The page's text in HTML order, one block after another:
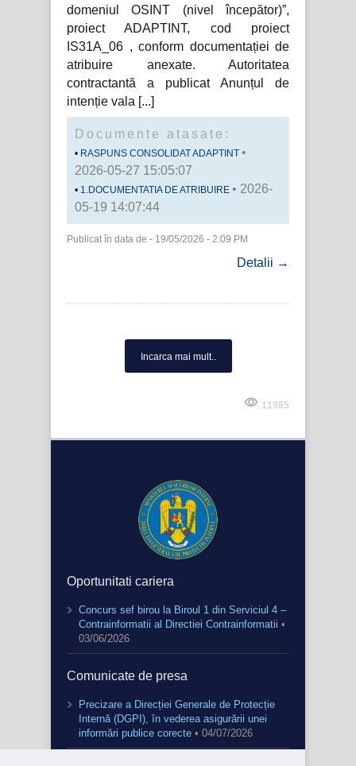
domeniul OSINT (nivel începător)”,
proiect ADAPTINT, cod proiect
IS31A_06 , conform documentației de
atribuire anexate. Autoritatea
contractantă a publicat Anunțul de
intenție vala
Documente atasate:
RASPUNS CONSOLIDAT ADAPTINT •
2026-05-27 15:05:07
1.DOCUMENTATIA DE ATRIBUIRE • 2026-
05-19 14:07:44
Publicat în data de - 19/05/2026 - 2:09 PM
Detalii →
Incarca mai mult..
11985
Oportunitati cariera
Concurs sef birou la Biroul 1 din Serviciul 4 –
Contrainformatii al Directiei Contrainformatii •
03/06/2026
Comunicate de presa
Precizare a Direcției Generale de Protecție
Internă (DGPI), în vederea asigurării unei
informări publice corecte • 04/07/2026